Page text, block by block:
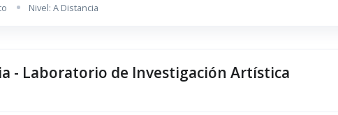
Nivel: A Distancia
- Laboratorio de Investigación Artística